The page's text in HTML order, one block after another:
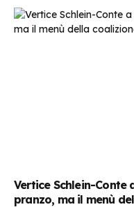
Vertice Schlein-Conte
pranzo, ma il menù